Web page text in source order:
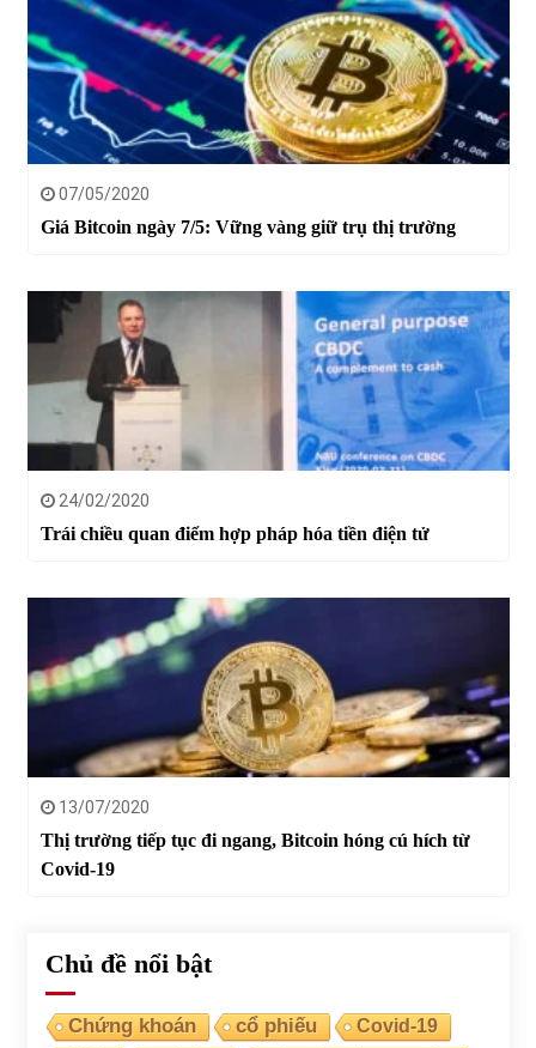
07/05/2020
Giá Bitcoin ngày 7/5: Vững vàng giữ trụ thị trường
24/02/2020
Trái chiều quan điểm hợp pháp hóa tiền điện tử
13/07/2020
Thị trường tiếp tục đi ngang, Bitcoin hóng cú hích từ
Covid-19
Chủ đề nổi bật
Chứng khoán cổ phiếu
Covid-19